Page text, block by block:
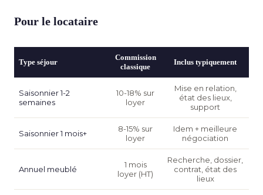
Pour le locataire
Type séjour
Commission
classique
Inclus typiquement
Saisonnier 1-2
semaines
10-18% sur
loyer
Mise en relation,
état des lieux,
support
Saisonnier 1 mois+
8-15% sur
loyer
Idem + meilleure
négociation
Annuel meublé
1 mois
loyer (HT)
Recherche, dossier,
contrat, état des
lieux